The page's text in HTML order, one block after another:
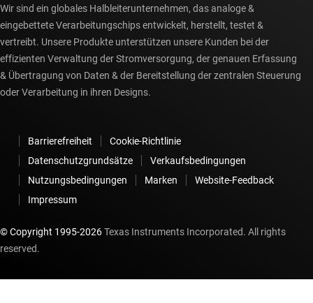
Wir sind ein globales Halbleiterunternehmen, das analoge &
eingebettete Verarbeitungschips entwickelt, herstellt, testet &
vertreibt. Unsere Produkte unterstützen unsere Kunden bei der
effizienten Verwaltung der Stromversorgung, der genauen Erfassung
& Übertragung von Daten & der Bereitstellung der zentralen Steuerung
oder Verarbeitung in ihren Designs.
Barrierefreiheit
Cookie-Richtlinie
Datenschutzgrundsätze
Verkaufsbedingungen
Nutzungsbedingungen
Marken
Website-Feedback
Impressum
© Copyright 1995-2026Texas Instruments Incorporated. All rights
reserved.